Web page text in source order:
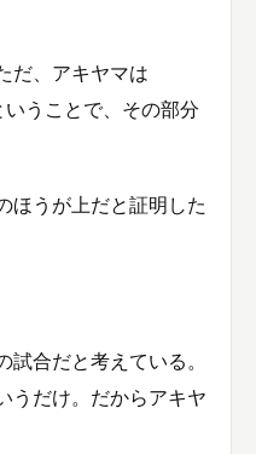
だ、アキヤマは
うことで、その部分
ほうが上だと証明した
合だと考えている。
うだけ。だからアキヤ